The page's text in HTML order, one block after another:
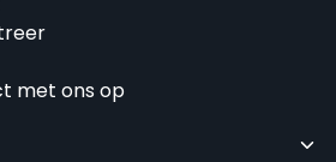
met ons op